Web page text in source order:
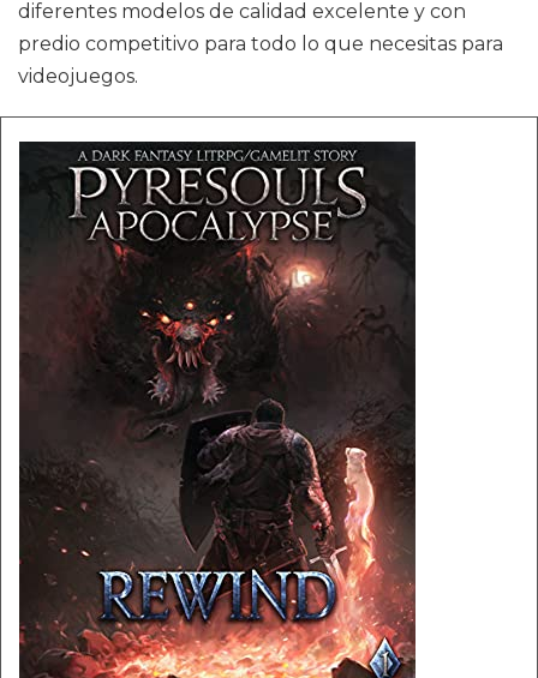
diferentes modelos de calidad excelente y con
predio competitivo para todo lo que necesitas para
videojuegos.